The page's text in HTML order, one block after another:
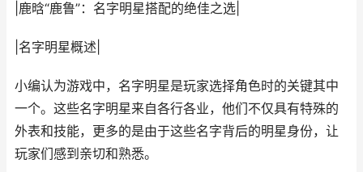
|鹿晗“鹿鲁”：名字明星搭配的绝佳之选|
|名字明星概述|
小编认为游戏中，名字明星是玩家选择角色时的关键其中
一个。这些名字明星来自各行各业，他们不仅具有特殊的
外表和技能，更多的是由于这些名字背后的明星身份，让
玩家们感到亲切和熟悉。